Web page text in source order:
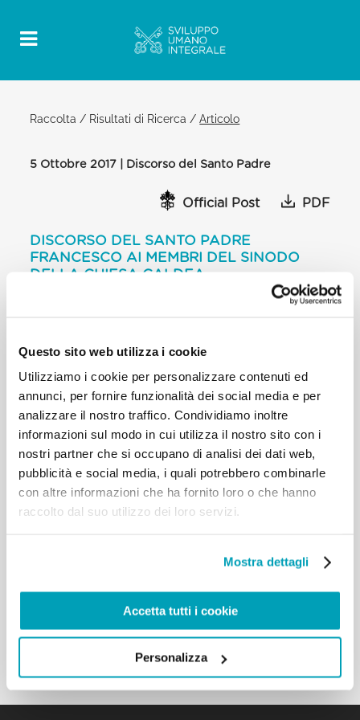
Questo sito web utilizza i cookie
Utilizziamo i cookie per personalizzare contenuti ed
annunci, per fornire funzionalità dei social media e per
analizzare il nostro traffico. Condividiamo inoltre
informazioni sul modo in cui utilizza il nostro sito con i
nostri partner che si occupano di analisi dei dati web,
pubblicità e social media, i quali potrebbero combinarle
con altre informazioni che ha fornito loro o che hanno
raccolto dal suo utilizzo dei loro servizi.
Mostra dettagli
Accetta tutti i cookie
Personalizza
Raccolta / Risultati di Ricerca /Articolo
5 Ottobre 2017 | Discorso del Santo Padre
Official Post PDF
DISCORSO DEL SANTO PADRE
FRANCESCO AI MEMBRI DEL SINODO
DELLA CHIESA CALDEA
BIBLIOTECA PRIVATA DEL PALAZZO
riuniti nel Sinodo, mentre vi preparate ad affrontare
questioni di primaria importanza per la Chiesa
Caldea, tra cui le migrazioni forzate dei cristiani, la
ricostruzione dei villaggi, il ritorno degli sfollati, il
Beatitudine, il Patriarca Louis Raphaël, per il saluto
che mi ha rivolto anche a nome vostro. Colgo
l’occasione per salutare, attraverso di voi, i fedeli
dell’amata terra irachena, duramente provati,
regioni e città finora sottoposte a dolorosa e
lenire le ferite della guerra che piagano il cuore
delle vostre comunità, affinché possano finalmente
risollevarsi. […]